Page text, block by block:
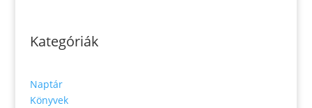
Kategóriák
Naptár
Könyvek